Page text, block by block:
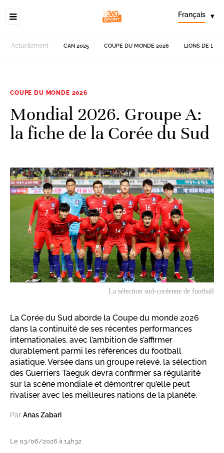
Français ▾
Actuellement CAN 2025 COUPE DU MONDE 2026 LIONS DE
COUPE DU MONDE 2026
Mondial 2026. Groupe A:
la fiche de la Corée du Sud
La sélection sud-coréenne de football
La Corée du Sud aborde la Coupe du monde 2026
dans la continuité de ses récentes performances
internationales, avec l’ambition de s’affirmer
durablement parmi les références du football
asiatique. Versée dans un groupe relevé, la sélection
des Guerriers Taeguk devra confirmer sa régularité
sur la scène mondiale et démontrer qu’elle peut
rivaliser avec les meilleures nations de la planète.
Par Anas Zabari
Le 03/06/2026 à 14h32